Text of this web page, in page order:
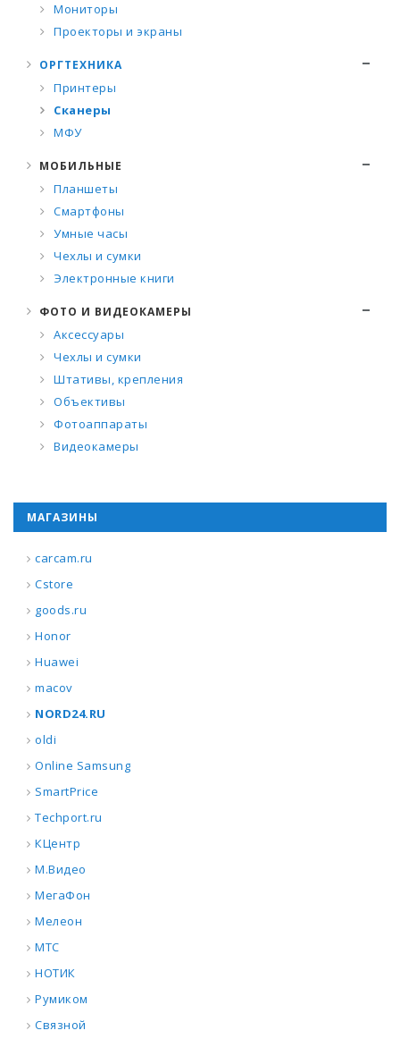
Мониторы
Проекторы и экраны
ОРГТЕХНИКА
Принтеры
Сканеры
МФУ
МОБИЛЬНЫЕ
Планшеты
Смартфоны
Умные часы
Чехлы и сумки
Электронные книги
ФОТО И ВИДЕОКАМЕРЫ
Аксессуары
Чехлы и сумки
Штативы, крепления
Объективы
Фотоаппараты
Видеокамеры
МАГАЗИНЫ
carcam.ru
Cstore
goods.ru
Honor
Huawei
macov
NORD24.RU
oldi
Online Samsung
SmartPrice
Techport.ru
КЦентр
М.Видео
МегаФон
Мелеон
МТС
НОТИК
Румиком
Связной